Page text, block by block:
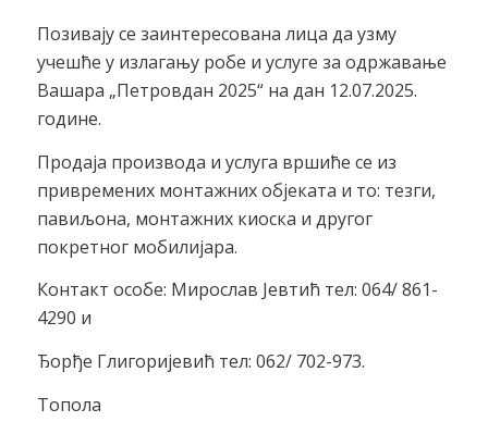
Позивају се заинтересована лица да узму
учешће у излагању робе и услуге за одржавање
Вашара „Петровдан 2025“ на дан 12.07.2025.
године.
Продаја производа и услуга вршиће се из
привремених монтажних објеката и то: тезги,
павиљона, монтажних киоска и другог
покретног мобилијара.
Контакт особе: Мирослав Јевтић тел: 064/ 861-
4290 и
Ђорђе Глигоријевић тел: 062/ 702-973.
Топола